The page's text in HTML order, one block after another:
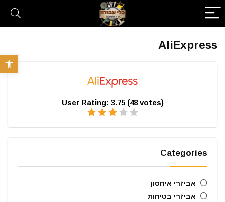
פתח
AliExpress
User Rating: 3.75 (48votes)
Categories
אביזרי איחסון
אביזרי בטיחות